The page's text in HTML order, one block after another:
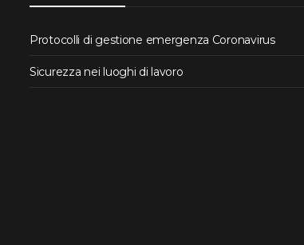
Protocolli di gestione emergenza Coronavirus
Sicurezza nei luoghi di lavoro